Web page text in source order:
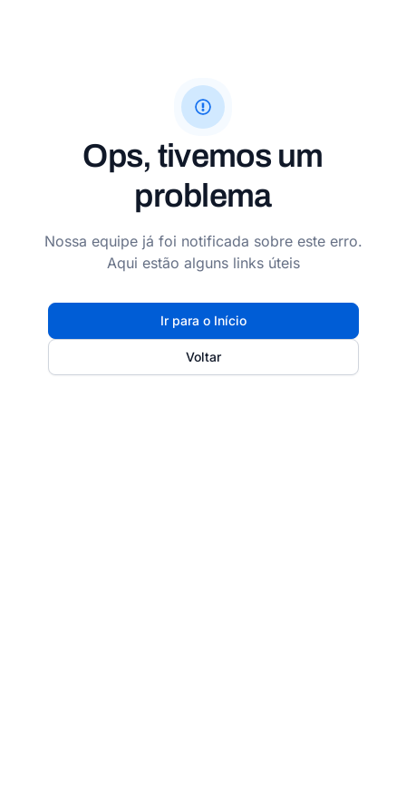
Ops, tivemos um
problema
Nossa equipe já foi notificada sobre este erro.
Aqui estão alguns links úteis
Ir para o Início
Voltar